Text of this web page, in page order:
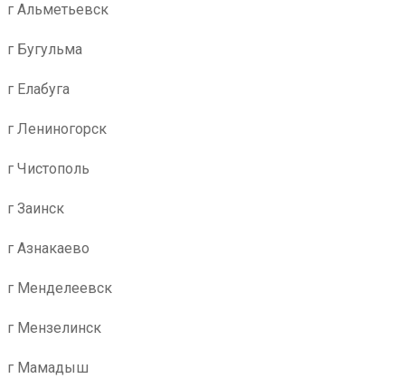
г Альметьевск
г Бугульма
г Елабуга
г Лениногорск
г Чистополь
г Заинск
г Азнакаево
г Менделеевск
г Мензелинск
г Мамадыш